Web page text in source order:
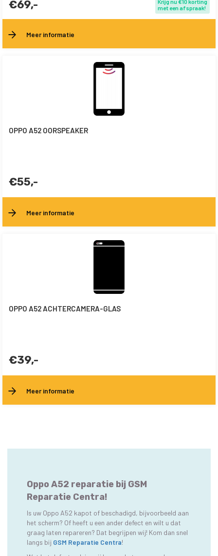
€69,-
met een afspraak!
Meer informatie
OPPO A52 OORSPEAKER
€55,-
Meer informatie
OPPO A52 ACHTERCAMERA-GLAS
€39,-
Meer informatie
Oppo A52 reparatie bij GSM
Reparatie Centra!
Is uw Oppo A52 kapot of beschadigd, bijvoorbeeld aan
het scherm? Of heeft u een ander defect en wilt u dat
graag laten repareren? Dat begrijpen wij! Kom dan snel
langs bij GSM Reparatie Centra!